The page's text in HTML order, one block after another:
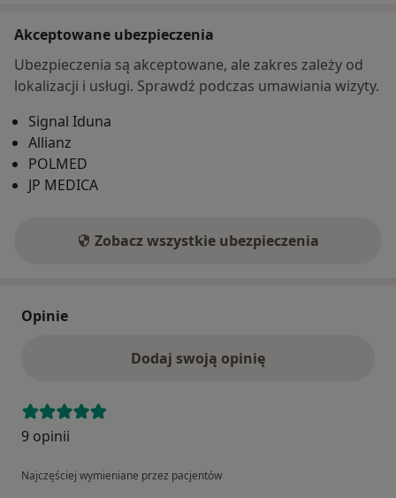
Akceptowane ubezpieczenia
Ubezpieczenia są akceptowane, ale zakres zależy od
lokalizacji i usługi. Sprawdź podczas umawiania wizyty.
Signal Iduna
Allianz
POLMED
JP MEDICA
Zobacz wszystkie ubezpieczenia
Opinie
Dodaj swoją opinię
9 opinii
Najczęściej wymieniane przez pacjentów